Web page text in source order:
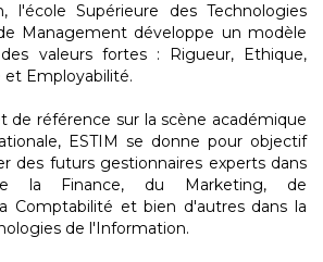
l'école Supérieure des Technologies
Management développe un modèle
valeurs fortes : Rigueur, Ethique,
Employabilité.
de référence sur la scène académique
ESTIM se donne pour objectif
des futurs gestionnaires experts dans
la Finance, du Marketing, de
Comptabilité et bien d'autres dans la
de l'Information.